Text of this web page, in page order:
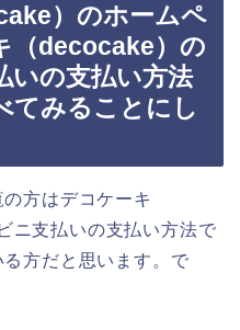
）のホームペ
（decocake）の
いの支払い方法
てみることにし
方はデコケーキ
ニ支払いの支払い方法で
方だと思います。で